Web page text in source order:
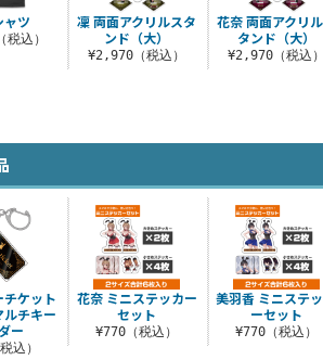
凜 両面アクリルスタ
ンド（大）
¥2,970（税込）
花奈 両面アクリ
タンド（大）
¥2,970（税込）
ツ
込）
花奈 ミニステッカー
セット
¥770（税込）
美羽香 ミニステ
ーセット
¥770（税込）
チケット
ルチキー
ー
込）